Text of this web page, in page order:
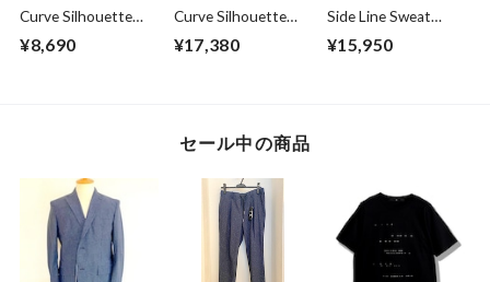
Curve Silhouette
¥8,690
Curve Silhouette
Charcoal
¥17,380
Side Line Sweat
Gray
¥15,950
セール中の商品